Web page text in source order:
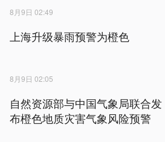
8月9日 02:49
上海升级暴雨预警为橙色
8月9日 02:05
自然资源部与中国气象局联合发
布橙色地质灾害气象风险预警